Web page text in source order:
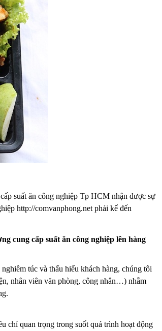
suất ăn công nghiệp Tp HCM nhận được sự
http://comvanphong.net phải kể đến
cung cấp suất ăn công nghiệp lên hàng
túc và thấu hiểu khách hàng, chúng tôi
nhân viên văn phòng, công nhân…) nhằm
chí quan trọng trong suốt quá trình hoạt động